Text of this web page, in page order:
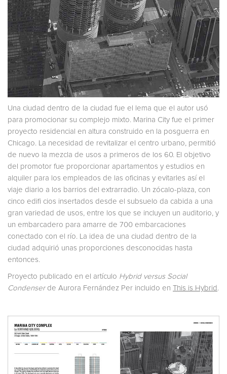
Una ciudad dentro de la ciudad fue el lema que el autor usó
para promocionar su complejo mixto. Marina City fue el primer
proyecto residencial en altura construido en la posguerra en
Chicago. La necesidad de revitalizar el centro urbano, permitió
de nuevo la mezcla de usos a primeros de los 60. El objetivo
del promotor fue proporcionar apartamentos y estudios en
alquiler para los empleados de las oficinas y evitarles así el
viaje diario a los barrios del extrarradio. Un zócalo-plaza, con
cinco edifi cios insertados desde el subsuelo da cabida a una
gran variedad de usos, entre los que se incluyen un auditorio, y
un embarcadero para amarre de 700 embarcaciones
conectado con el río. La idea de una ciudad dentro de la
ciudad adquirió unas proporciones desconocidas hasta
entonces.
Proyecto publicado en el artículo Hybrid versus Social
Condenserde Aurora Fernández Per incluido en This is Hybrid .